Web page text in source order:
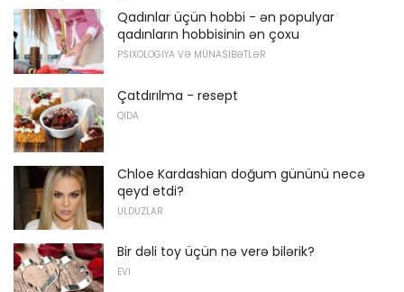
Qadınlar üçün hobbi - ən populyar
qadınların hobbisinin ən çoxu
PSIXOLOGIYA VƏ MÜNASIBƏTLƏR
Çatdırılma - resept
QIDA
Chloe Kardashian doğum gününü necə
qeyd etdi?
ULDUZLAR
Bir dəli toy üçün nə verə bilərik?
EVI